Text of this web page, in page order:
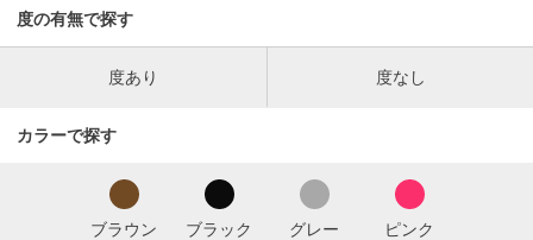
度の有無で探す
度あり 度なし
カラーで探す
ブラウン ブラック グレー ピンク